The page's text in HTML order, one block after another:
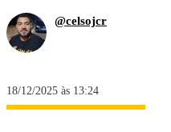
@celsojcr
18/12/2025 às 13:24